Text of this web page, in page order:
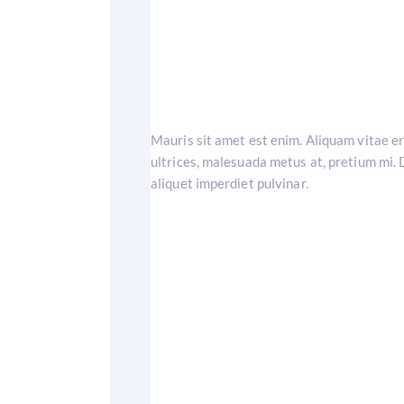
Mauris sit amet est enim. Aliquam vitae
ultrices, malesuada metus at, pretium mi.
aliquet imperdiet pulvinar.